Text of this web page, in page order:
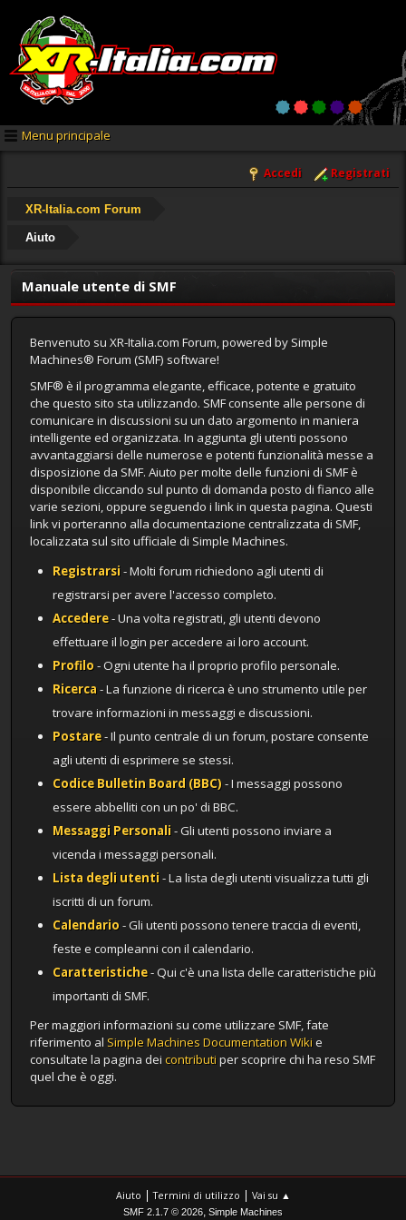
Menu principale
Accedi Registrati
XR-Italia.com Forum
Aiuto
Manuale utente di SMF
Benvenuto su XR-Italia.com Forum, powered by Simple
Machines® Forum (SMF) software!
SMF® è il programma elegante, efficace, potente e gratuito
che questo sito sta utilizzando. SMF consente alle persone di
comunicare in discussioni su un dato argomento in maniera
intelligente ed organizzata. In aggiunta gli utenti possono
avvantaggiarsi delle numerose e potenti funzionalità messe a
disposizione da SMF. Aiuto per molte delle funzioni di SMF è
disponibile cliccando sul punto di domanda posto di fianco alle
varie sezioni, oppure seguendo i link in questa pagina. Questi
link vi porteranno alla documentazione centralizzata di SMF,
localizzata sul sito ufficiale di Simple Machines.
Registrarsi- Molti forum richiedono agli utenti di
registrarsi per avere l'accesso completo.
Accedere- Una volta registrati, gli utenti devono
effettuare il login per accedere ai loro account.
Profilo- Ogni utente ha il proprio profilo personale.
Ricerca- La funzione di ricerca è uno strumento utile per
trovare informazioni in messaggi e discussioni.
Postare- Il punto centrale di un forum, postare consente
agli utenti di esprimere se stessi.
Codice Bulletin Board (BBC)- I messaggi possono
essere abbelliti con un po' di BBC.
Messaggi Personali- Gli utenti possono inviare a
vicenda i messaggi personali.
Lista degli utenti- La lista degli utenti visualizza tutti gli
iscritti di un forum.
Calendario- Gli utenti possono tenere traccia di eventi,
feste e compleanni con il calendario.
Caratteristiche- Qui c'è una lista delle caratteristiche più
importanti di SMF.
Per maggiori informazioni su come utilizzare SMF, fate
riferimento al Simple Machines Documentation Wikie
consultate la pagina dei contributiper scoprire chi ha reso SMF
quel che è oggi.
Aiuto |Termini di utilizzo | Vai su ▲
SMF 2.1.7 © 2026, Simple Machines